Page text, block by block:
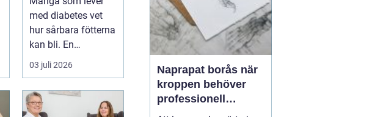
känsliga fötter
med diabetes vet
hur sårbara fötterna
kan bli. En
skavande söm, en
hård resår eller ...
03 juli 2026
Naprapat borås när
kroppen behöver
professionell
manuell behandling